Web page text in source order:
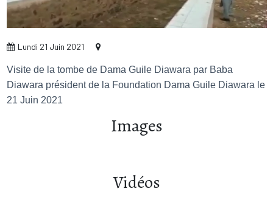
Lundi 21 Juin 2021
Visite de la tombe de Dama Guile Diawara par Baba
Diawara président de la Foundation Dama Guile Diawara le
21 Juin 2021
Images
Vidéos